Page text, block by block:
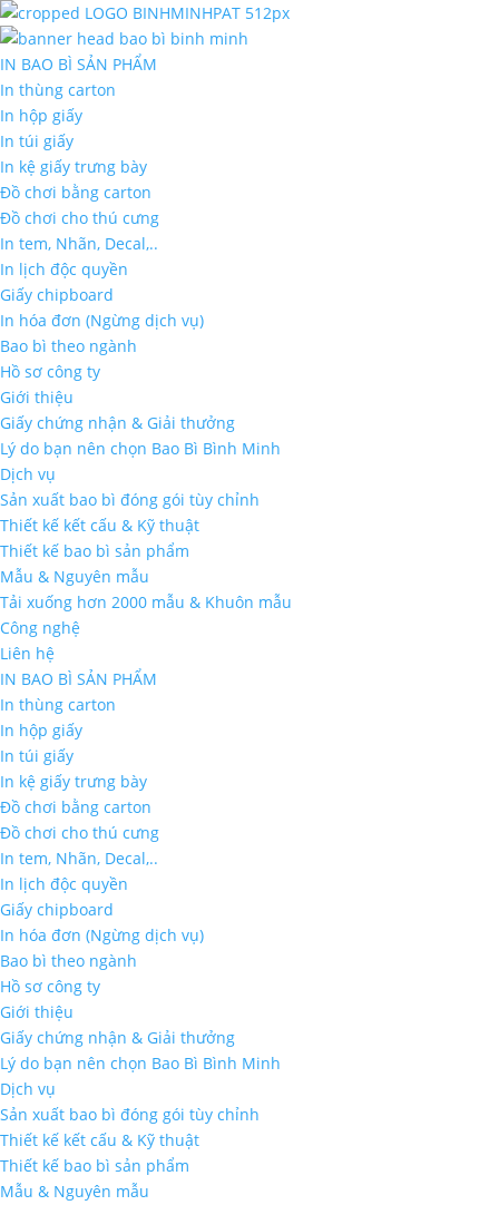
IN BAO BÌ SẢN PHẨM
In thùng carton
In hộp giấy
In túi giấy
In kệ giấy trưng bày
Đồ chơi bằng carton
Đồ chơi cho thú cưng
In tem, Nhãn, Decal,..
In lịch độc quyền
Giấy chipboard
In hóa đơn (Ngừng dịch vụ)
Bao bì theo ngành
Hồ sơ công ty
Giới thiệu
Giấy chứng nhận & Giải thưởng
Lý do bạn nên chọn Bao Bì Bình Minh
Dịch vụ
Sản xuất bao bì đóng gói tùy chỉnh
Thiết kế kết cấu & Kỹ thuật
Thiết kế bao bì sản phẩm
Mẫu & Nguyên mẫu
Tải xuống hơn 2000 mẫu & Khuôn mẫu
Công nghệ
Liên hệ
IN BAO BÌ SẢN PHẨM
In thùng carton
In hộp giấy
In túi giấy
In kệ giấy trưng bày
Đồ chơi bằng carton
Đồ chơi cho thú cưng
In tem, Nhãn, Decal,..
In lịch độc quyền
Giấy chipboard
In hóa đơn (Ngừng dịch vụ)
Bao bì theo ngành
Hồ sơ công ty
Giới thiệu
Giấy chứng nhận & Giải thưởng
Lý do bạn nên chọn Bao Bì Bình Minh
Dịch vụ
Sản xuất bao bì đóng gói tùy chỉnh
Thiết kế kết cấu & Kỹ thuật
Thiết kế bao bì sản phẩm
Mẫu & Nguyên mẫu